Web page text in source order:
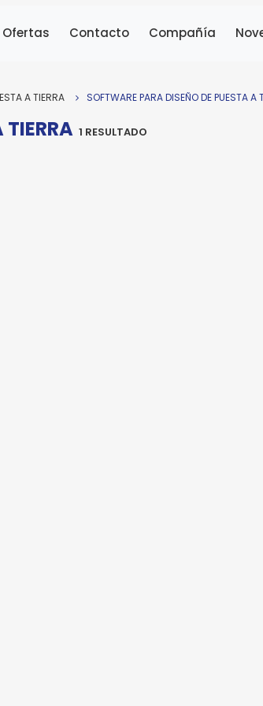
Ofertas Contacto Compañía
A TIERRA SOFTWARE PARA DISEÑO DE PUESTA A
TIERRA 1 RESULTADO
SOFTWARE PARA
Modelo: TECAT PLUS
y ponernos en contacto